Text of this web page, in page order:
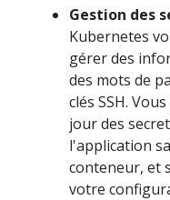
Gestion des
Kubernetes
gérer des
des mots de
clés SSH.
jour des
l'application
conteneur, et
votre